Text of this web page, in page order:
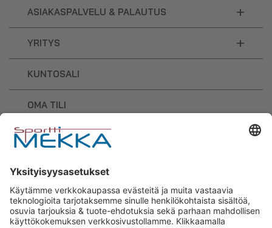
ASIAKASPALVELU & PALAUTUS +
YRITYS +
KUNTOSALI
OMA TILI
OSTOSKORI
Sporttimekka – lisäravinteiden ja
urheilutarvikkeiden osaaja